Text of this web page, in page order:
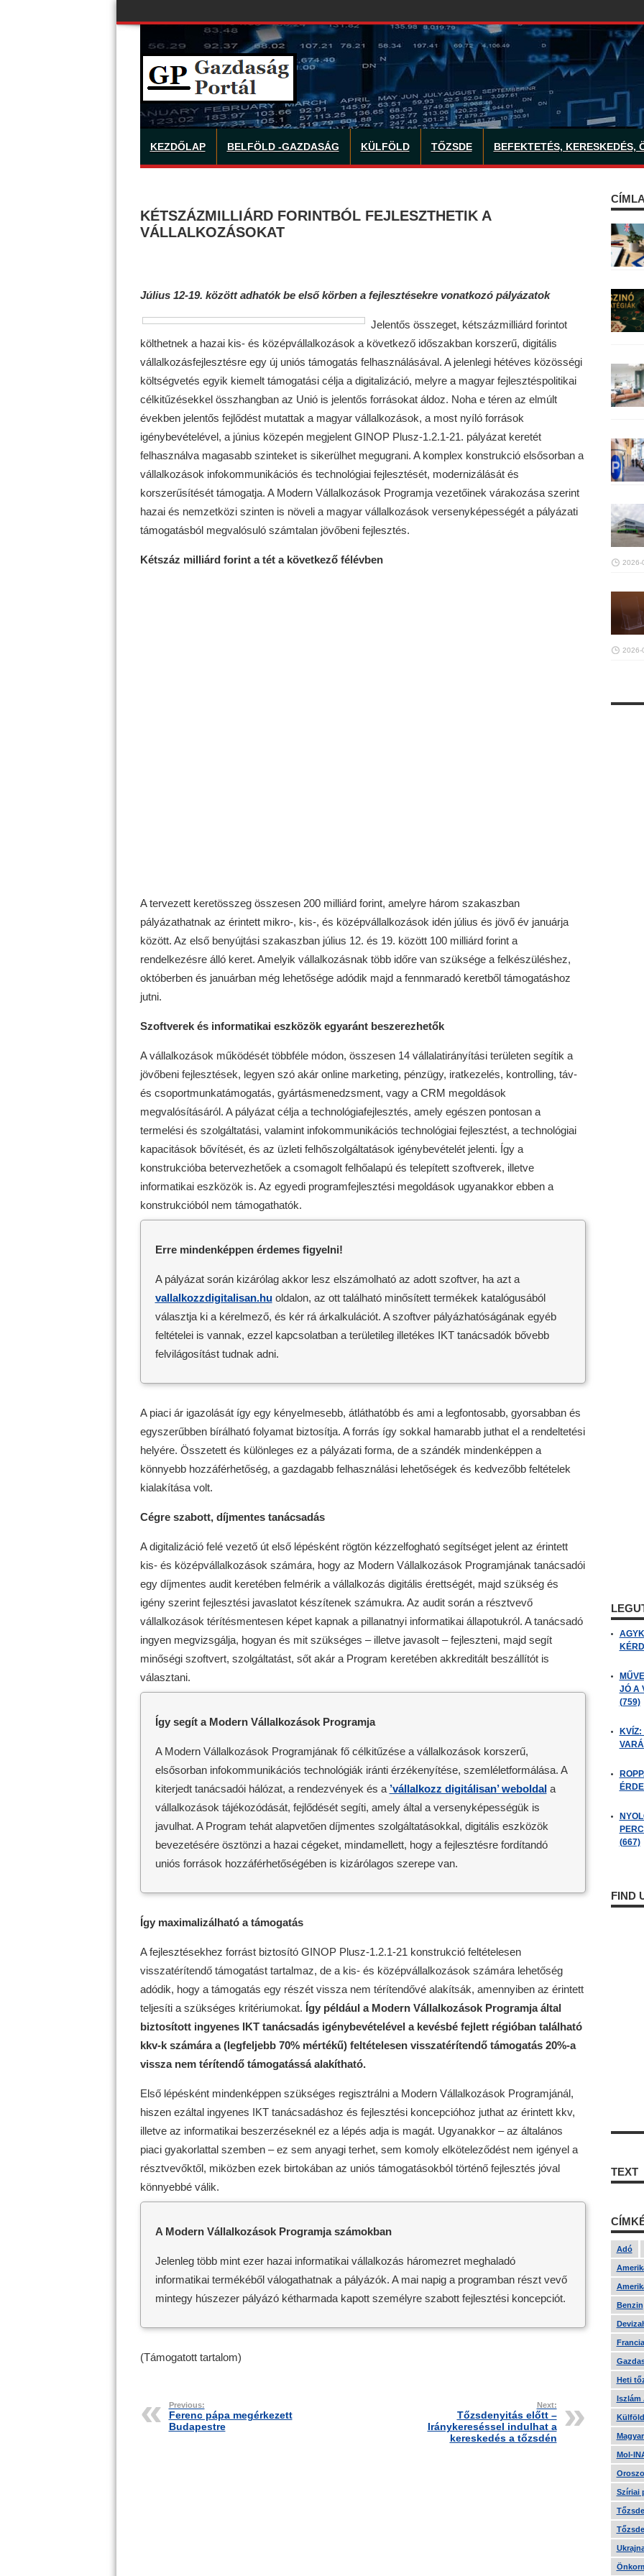
KEZDŐLAP BELFÖLD -GAZDASÁG KÜLFÖLD TŐZSDE BEFEKTETÉS, KERESKEDÉS,
KÉTSZÁZMILLIÁRD FORINTBÓL FEJLESZTHETIK A
VÁLLALKOZÁSOKAT
Július 12-19. között adhatók be első körben a fejlesztésekre vonatkozó pályázatok
Jelentős összeget, kétszázmilliárd forintot
költhetnek a hazai kis- és középvállalkozások a következő időszakban korszerű, digitális
vállalkozásfejlesztésre egy új uniós támogatás felhasználásával. A jelenlegi hétéves közösségi
költségvetés egyik kiemelt támogatási célja a digitalizáció, melyre a magyar fejlesztéspolitikai
célkitűzésekkel összhangban az Unió is jelentős forrásokat áldoz. Noha e téren az elmúlt
években jelentős fejlődést mutattak a magyar vállalkozások, a most nyíló források
igénybevételével, a június közepén megjelent GINOP Plusz-1.2.1-21. pályázat keretét
felhasználva magasabb szinteket is sikerülhet megugrani. A komplex konstrukció elsősorban a
vállalkozások infokommunikációs és technológiai fejlesztését, modernizálását és
korszerűsítését támogatja. A Modern Vállalkozások Programja vezetőinek várakozása szerint
hazai és nemzetközi szinten is növeli a magyar vállalkozások versenyképességét a pályázati
támogatásból megvalósuló számtalan jövőbeni fejlesztés.
Kétszáz milliárd forint a tét a következő félévben
A tervezett keretösszeg összesen 200 milliárd forint, amelyre három szakaszban
pályázathatnak az érintett mikro-, kis-, és középvállalkozások idén július és jövő év januárja
között. Az első benyújtási szakaszban július 12. és 19. között 100 milliárd forint a
rendelkezésre álló keret. Amelyik vállalkozásnak több időre van szüksége a felkészüléshez,
októberben és januárban még lehetősége adódik majd a fennmaradó keretből támogatáshoz
jutni.
Szoftverek és informatikai eszközök egyaránt beszerezhetők
A vállalkozások működését többféle módon, összesen 14 vállalatirányítási területen segítik a
jövőbeni fejlesztések, legyen szó akár online marketing, pénzügy, iratkezelés, kontrolling, táv-
és csoportmunkatámogatás, gyártásmenedzsment, vagy a CRM megoldások
megvalósításáról. A pályázat célja a technológiafejlesztés, amely egészen pontosan a
termelési és szolgáltatási, valamint infokommunikációs technológiai fejlesztést, a technológiai
kapacitások bővítését, és az üzleti felhőszolgáltatások igénybevételét jelenti. Így a
konstrukcióba betervezhetőek a csomagolt felhőalapú és telepített szoftverek, illetve
informatikai eszközök is. Az egyedi programfejlesztési megoldások ugyanakkor ebben a
konstrukcióból nem támogathatók.
Erre mindenképpen érdemes figyelni!
A pályázat során kizárólag akkor lesz elszámolható az adott szoftver, ha azt a
vallalkozzdigitalisan.huoldalon, az ott található minősített termékek katalógusából
választja ki a kérelmező, és kér rá árkalkulációt. A szoftver pályázhatóságának egyéb
feltételei is vannak, ezzel kapcsolatban a területileg illetékes IKT tanácsadók bővebb
felvilágosítást tudnak adni.
A piaci ár igazolását így egy kényelmesebb, átláthatóbb és ami a legfontosabb, gyorsabban és
egyszerűbben bírálható folyamat biztosítja. A forrás így sokkal hamarabb juthat el a rendeltetési
helyére. Összetett és különleges ez a pályázati forma, de a szándék mindenképpen a
könnyebb hozzáférhetőség, a gazdagabb felhasználási lehetőségek és kedvezőbb feltételek
kialakítása volt.
Cégre szabott, díjmentes tanácsadás
A digitalizáció felé vezető út első lépésként rögtön kézzelfogható segítséget jelent az érintett
kis- és középvállalkozások számára, hogy az Modern Vállalkozások Programjának tanácsadói
egy díjmentes audit keretében felmérik a vállalkozás digitális érettségét, majd szükség és
igény szerint fejlesztési javaslatot készítenek számukra. Az audit során a résztvevő
vállalkozások térítésmentesen képet kapnak a pillanatnyi informatikai állapotukról. A tanácsadó
ingyen megvizsgálja, hogyan és mit szükséges – illetve javasolt – fejleszteni, majd segít
minőségi szoftvert, szolgáltatást, sőt akár a Program keretében akkreditált beszállítót is
választani.
Így segít a Modern Vállalkozások Programja
A Modern Vállalkozások Programjának fő célkitűzése a vállalkozások korszerű,
elsősorban infokommunikációs technológiák iránti érzékenyítése, szemléletformálása. A
kiterjedt tanácsadói hálózat, a rendezvények és a ’vállalkozz digitálisan’ weboldala
vállalkozások tájékozódását, fejlődését segíti, amely által a versenyképességük is
javulhat. A Program tehát alapvetően díjmentes szolgáltatásokkal, digitális eszközök
bevezetésére ösztönzi a hazai cégeket, mindamellett, hogy a fejlesztésre fordítandó
uniós források hozzáférhetőségében is kizárólagos szerepe van.
Így maximalizálható a támogatás
A fejlesztésekhez forrást biztosító GINOP Plusz-1.2.1-21 konstrukció feltételesen
visszatérítendő támogatást tartalmaz, de a kis- és középvállalkozások számára lehetőség
adódik, hogy a támogatás egy részét vissza nem térítendővé alakítsák, amennyiben az érintett
teljesíti a szükséges kritériumokat. Így például a Modern Vállalkozások Programja által
biztosított ingyenes IKT tanácsadás igénybevételével a kevésbé fejlett régióban található
kkv-k számára a (legfeljebb 70% mértékű) feltételesen visszatérítendő támogatás 20%-a
vissza nem térítendő támogatássá alakítható.
Első lépésként mindenképpen szükséges regisztrálni a Modern Vállalkozások Programjánál,
hiszen ezáltal ingyenes IKT tanácsadáshoz és fejlesztési koncepcióhoz juthat az érintett kkv,
illetve az informatikai beszerzéseknél ez a lépés adja is magát. Ugyanakkor – az általános
piaci gyakorlattal szemben – ez sem anyagi terhet, sem komoly elköteleződést nem igényel a
résztvevőktől, miközben ezek birtokában az uniós támogatásokból történő fejlesztés jóval
könnyebbé válik.
A Modern Vállalkozások Programja számokban
Jelenleg több mint ezer hazai informatikai vállalkozás háromezret meghaladó
informatikai termékéből válogathatnak a pályázók. A mai napig a programban részt vevő
mintegy húszezer pályázó kétharmada kapott személyre szabott fejlesztési koncepciót.
(Támogatott tartalom)
Previous:
Ferenc pápa megérkezett
Budapestre
Next:
Tőzsdenyitás előtt –
Iránykereséssel indulhat a
kereskedés a tőzsdén
2026-
2026-
JÓ A
(759)
KVÍZ:
(667)
FIND
TEXT
Adó
Benzin
Heti
Iszlám
Mol-
Szíriai